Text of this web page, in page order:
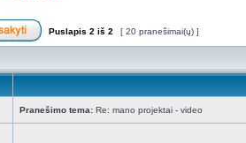
Puslapis 2 iš 2 [ 20 pranešimai(ų) ]
Pranešimo tema: Re: mano projektai - video